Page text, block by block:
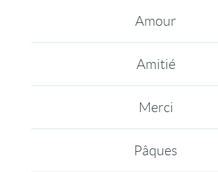
Amour
Amitié
Merci
Pâques